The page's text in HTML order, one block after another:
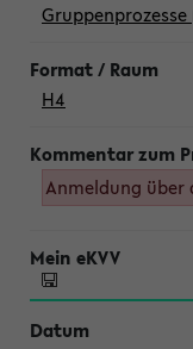
Gruppenprozesse
H4
Anmeldung über